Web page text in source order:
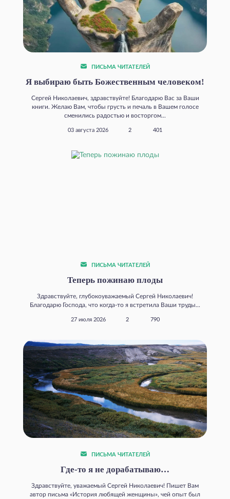
ПИСЬМА ЧИТАТЕЛЕЙ
Я выбираю быть Божественным человеком!
Сергей Николаевич, здравствуйте! Благодарю Вас за Ваши
книги. Желаю Вам, чтобы грусть и печаль в Вашем голосе
сменились радостью и восторгом...
03 августа 2026 2 401
ПИСЬМА ЧИТАТЕЛЕЙ
Теперь пожинаю плоды
Здравствуйте, глубокоуважаемый Сергей Николаевич!
Благодарю Господа, что когда‑то я встретила Ваши труды...
27 июля 2026 2 790
ПИСЬМА ЧИТАТЕЛЕЙ
Где‑то я не дорабатываю…
Здравствуйте, уважаемый Сергей Николаевич! Пишет Вам
автор письма «История любящей женщины», чей опыт был